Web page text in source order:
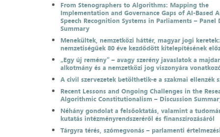
From Stenographers to Algorithms: Mapping the
Implementation and Governance Gaps of AI-Based
Speech Recognition Systems in Parliaments – Panel
Summary
Menekültek, nemzetközi háttér, magyar jogi
nemzetiségűek 80 éve kezdődött kitelepítésének
„Egy új remény” – avagy szerény javaslatok a
alkotmány és a nemzetközi jog viszonyára
A civil szervezetek betölthetik-e a szakmai ellenzék
Recent Lessons and Ongoing Challenges in the
Algorithmic Constitutionalism – Discussion
Néhány gondolat a felsőoktatás, valamint a
kutatás intézményrendszeréről és finanszírozásáról
Tárgyra térés, szómegvonás – parlamenti